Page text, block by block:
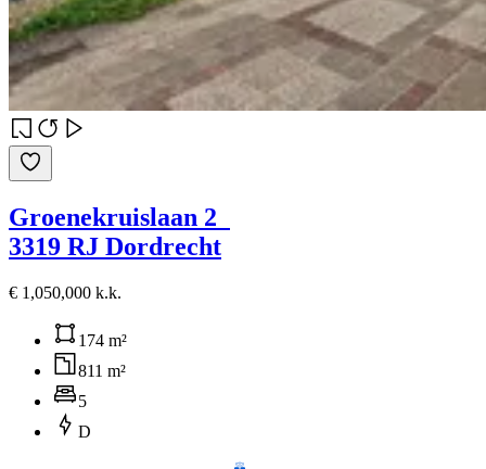
Groenekruislaan 2
3319 RJ Dordrecht
€ 1,050,000 k.k.
174 m²
811 m²
5
D